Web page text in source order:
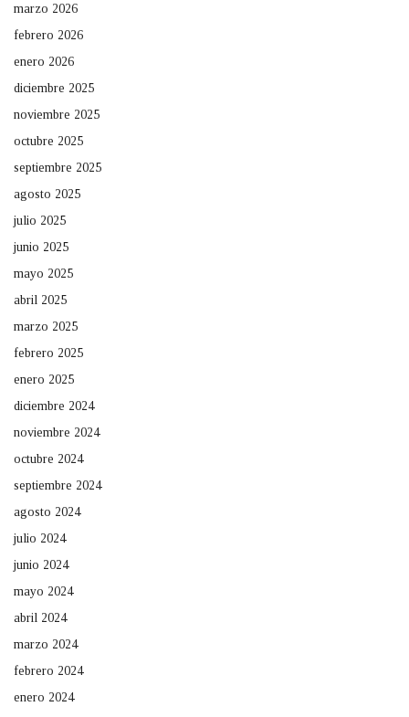
marzo 2026
febrero 2026
enero 2026
diciembre 2025
noviembre 2025
octubre 2025
septiembre 2025
agosto 2025
julio 2025
junio 2025
mayo 2025
abril 2025
marzo 2025
febrero 2025
enero 2025
diciembre 2024
noviembre 2024
octubre 2024
septiembre 2024
agosto 2024
julio 2024
junio 2024
mayo 2024
abril 2024
marzo 2024
febrero 2024
enero 2024